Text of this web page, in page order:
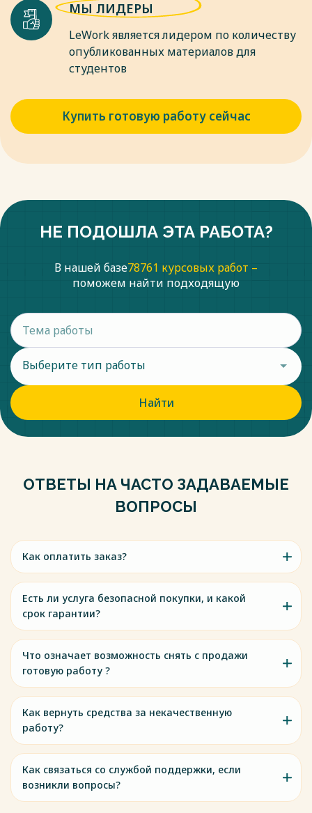
МЫ ЛИДЕРЫ
LeWork является лидером по количеству
опубликованных материалов для
студентов
Купить готовую работу сейчас
НЕ ПОДОШЛА ЭТА РАБОТА?
В нашей базе78761 курсовых работ –
поможем найти подходящую
Выберите тип работы
Найти
ОТВЕТЫ НА ЧАСТО ЗАДАВАЕМЫЕ
ВОПРОСЫ
Как оплатить заказ?
Есть ли услуга безопасной покупки, и какой
срок гарантии?
Что означает возможность снять с продажи
готовую работу ?
Как вернуть средства за некачественную
работу?
Как связаться со службой поддержки, если
возникли вопросы?